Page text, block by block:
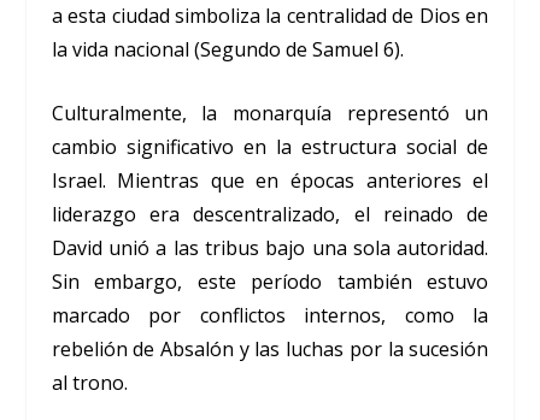
a esta ciudad simboliza la centralidad de Dios en
la vida nacional (Segundo de Samuel 6).
Culturalmente, la monarquía representó un
cambio significativo en la estructura social de
Israel. Mientras que en épocas anteriores el
liderazgo era descentralizado, el reinado de
David unió a las tribus bajo una sola autoridad.
Sin embargo, este período también estuvo
marcado por conflictos internos, como la
rebelión de Absalón y las luchas por la sucesión
al trono.